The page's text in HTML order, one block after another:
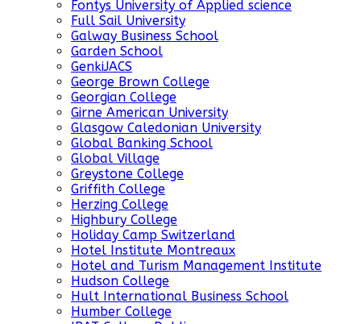
Fontys University of Applied science
Full Sail University
Galway Business School
Garden School
GenkiJACS
George Brown College
Georgian College
Girne American University
Glasgow Caledonian University
Global Banking School
Global Village
Greystone College
Griffith College
Herzing College
Highbury College
Holiday Camp Switzerland
Hotel Institute Montreaux
Hotel and Turism Management Institute
Hudson College
Hult International Business School
Humber College